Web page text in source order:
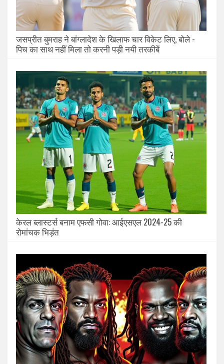
जसप्रीत बुमराह ने बांग्लादेश के खिलाफ चार विकेट लिए, बोले -
पिच का साथ नहीं मिला तो करनी पड़ी नयी तरकीबें
केरल ब्लास्टर्स बनाम एफसी गोवा: आईएसएल 2024-25 की
रोमांचक भिड़ंत